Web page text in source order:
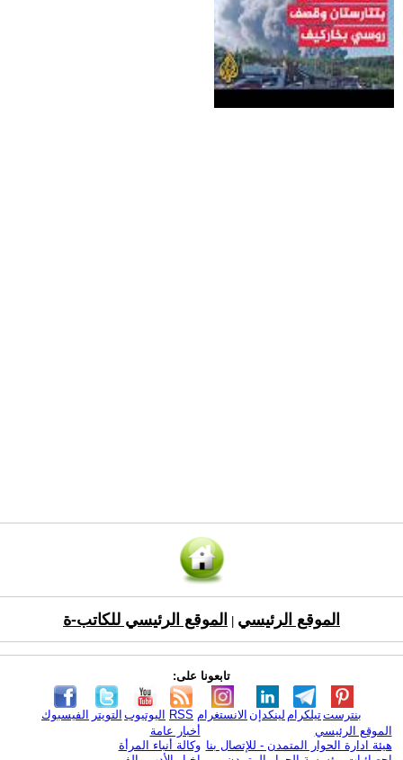
الموقع الرئيسي الموقع الرئيسي للكاتب-ة
تابعونا على:
الفيسبوك التويتر اليوتيوب RSS الانستغرام لينكدإن تيلكرامبنترست
الموقع الرئيسي
هيئة ادارة الحوار المتمدن - للإتصال بنا
أخبار عامة
وكالة أنباء المرأة